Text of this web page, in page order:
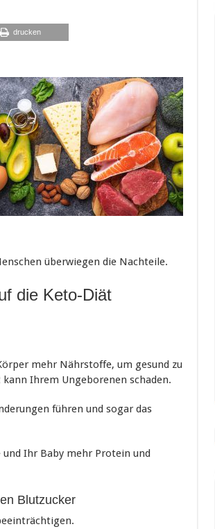
drucken
überwiegen die Nachteile.
die Keto-Diät
mehr Nährstoffe, um gesund zu
Ihrem Ungeborenen schaden.
führen und sogar das
Ihr Baby mehr Protein und
Blutzucker